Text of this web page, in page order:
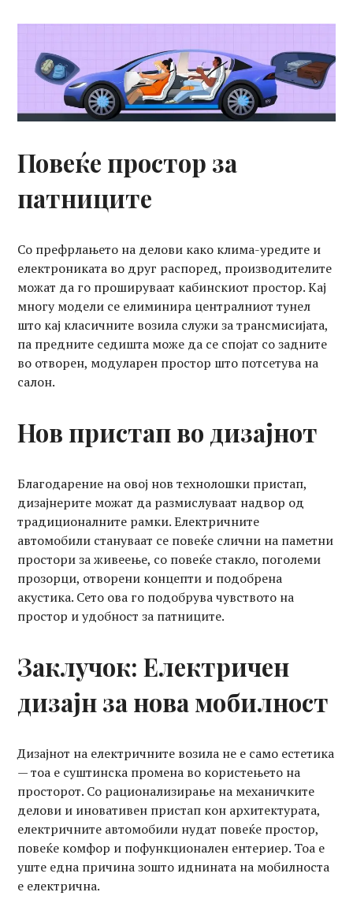
Повеќе простор за
патниците
Со префрлањето на делови како клима-уредите и
електрониката во друг распоред, производителите
можат да го прошируваат кабинскиот простор. Кај
многу модели се елиминира централниот тунел
што кај класичните возила служи за трансмисијата,
па предните седишта може да се спојат со задните
во отворен, модуларен простор што потсетува на
салон.
Нов пристап во дизајнот
Благодарение на овој нов технолошки пристап,
дизајнерите можат да размислуваат надвор од
традиционалните рамки. Електричните
автомобили стануваат се повеќе слични на паметни
простори за живеење, со повеќе стакло, поголеми
прозорци, отворени концепти и подобрена
акустика. Сето ова го подобрува чувството на
простор и удобност за патниците.
Заклучок: Електричен
дизајн за нова мобилност
Дизајнот на електричните возила не е само естетика
— тоа е суштинска промена во користењето на
просторот. Со рационализирање на механичките
делови и иновативен пристап кон архитектурата,
електричните автомобили нудат повеќе простор,
повеќе комфор и пофункционален ентериер. Тоа е
уште една причина зошто иднината на мобилноста
е електрична.